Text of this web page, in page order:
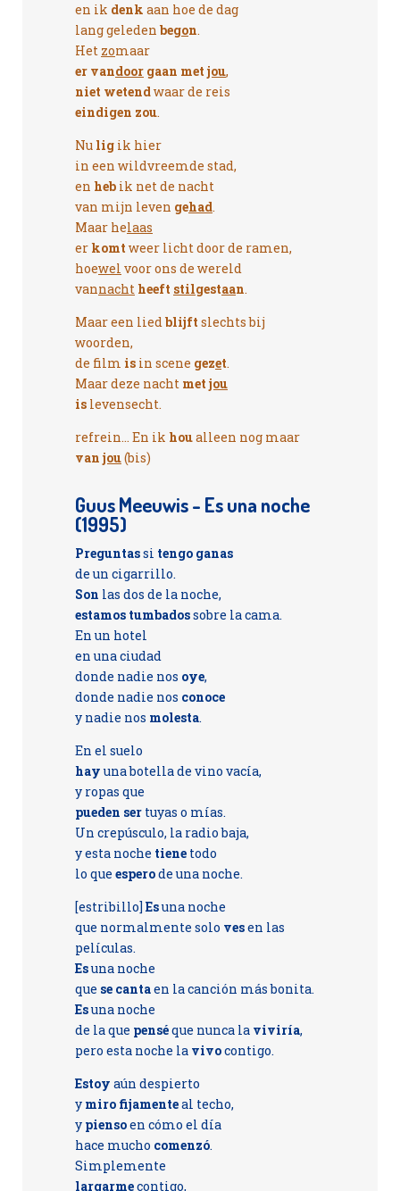
en ik denk aan hoe de dag
lang geleden begon.
Het zomaar
er vandoor gaan met jou,
niet wetendwaar de reis
eindigen zou.
Nulig ik hier
in een wildvreemde stad,
en heb ik net de nacht
van mijn leven gehad.
Maar helaas
erkomt weer licht door de ramen,
hoewel voor ons de wereld
vannachtheeft stilgestaan.
Maar een liedblijft slechts bij
woorden,
de film is in scene gezet.
Maar deze nacht met jou
is levensecht.
refrein... En ik houalleen nog maar
van jou(bis)
Guus Meeuwis - Es una noche
(1995)
Preguntassi tengo ganas
de un cigarrillo.
Son las dos de la noche,
estamos tumbadossobre la cama.
En un hotel
en una ciudad
donde nadie nos oye,
donde nadie nos conoce
y nadie nos molesta.
En el suelo
hayuna botella de vino vacía,
y ropas que
pueden ser tuyas o mías.
Un crepúsculo, la radio baja,
y esta noche tiene todo
lo que esperode una noche.
[estribillo] Esuna noche
que normalmente solo vesen las
películas.
Esuna noche
que se cantaen la canción más bonita.
Esuna noche
de la que penséque nunca la viviría,
pero esta noche la vivocontigo.
Estoy aún despierto
y miro fijamenteal techo,
y piensoen cómo el día
hace mucho comenzó.
Simplemente
largarmecontigo,